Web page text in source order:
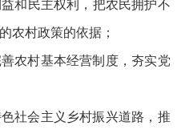
和民主权利，把农民拥护不
农村政策的依据；
村基本经营制度，夯实党
会主义乡村振兴道路，推